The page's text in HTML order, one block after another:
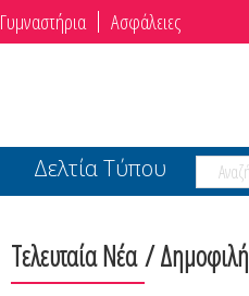
Γυμναστήρια Ασφάλειες
Δελτία Τύπου
Τελευταία Νέα / Δημοφιλή